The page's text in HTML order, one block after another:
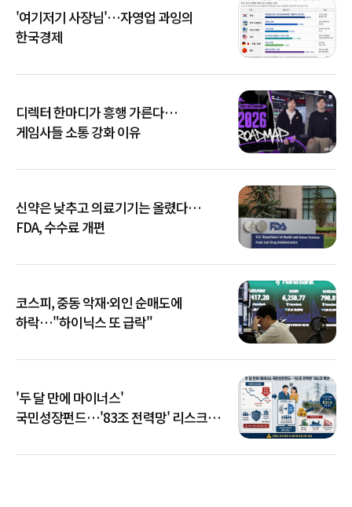
'여기저기 사장님'…자영업 과잉의
한국경제
디렉터 한마디가 흥행 가른다…
게임사들 소통 강화 이유
신약은 낮추고 의료기기는 올렸다…
FDA, 수수료 개편
코스피, 중동 악재·외인 순매도에
하락…"하이닉스 또 급락"
'두 달 만에 마이너스'
국민성장펀드…'83조 전력망' 리스크